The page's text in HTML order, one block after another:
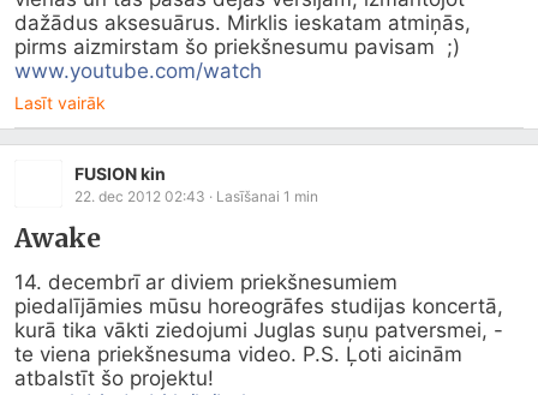
dažādus aksesuārus. Mirklis ieskatam atmiņās,
www.youtube.com/watch
Lasīt vairāk
FUSION kin
22. dec 2012 02:43 · Lasīšanai 1 min
Awake
14. decembrī ar diviem priekšnesumiem
piedalījāmies mūsu horeogrāfes studijas koncertā,
kurā tika vākti ziedojumi Juglas suņu patversmei, -
te viena priekšnesuma video. P.S. Ļoti aicinām